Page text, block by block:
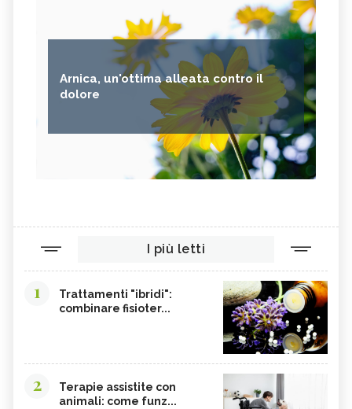
Arnica, un'ottima alleata contro il
dolore
I più letti
1
Trattamenti "ibridi":
combinare fisioter...
2
Terapie assistite con
animali: come funz...